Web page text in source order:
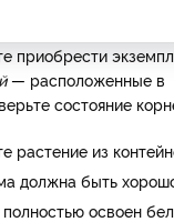
приобрести
— расположенные в
состояние
растение из
должна быть
освоен